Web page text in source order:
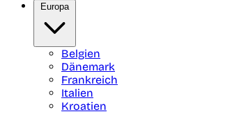
Europa
Belgien
Dänemark
Frankreich
Italien
Kroatien